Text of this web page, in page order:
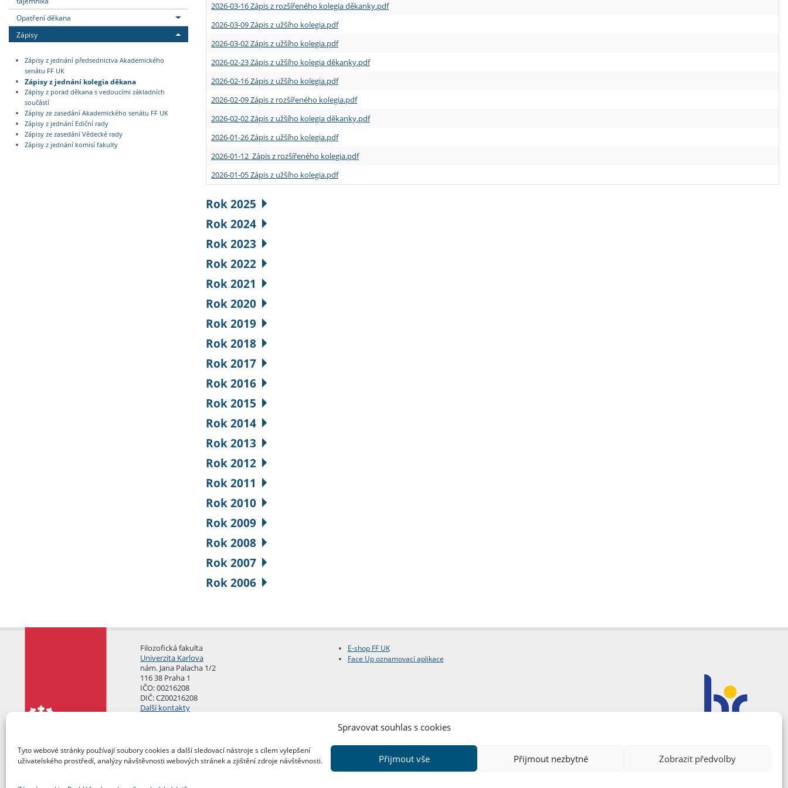
Spravovat souhlas s cookies
Tyto webové stránky používají soubory cookies a další sledovací nástroje s cílem vylepšení
uživatelského prostředí, analýzy návštěvnosti webových stránek a zjištění zdroje návštěvnosti.
Přijmout vše Přijmout nezbytné Zobrazit předvolby
Opatření děkana
Zápisy
Zápisy z jednání předsednictva Akademického
senátu FF UK
Zápisy z jednání kolegia děkana
Zápisy z porad děkana s vedoucími základních
součástí
Zápisy ze zasedání Akademického senátu FF UK
Zápisy z jednání Ediční rady
Zápisy ze zasedání Vědecké rady
Zápisy z jednání komisí fakulty
2026-03-16 Zápis z rozšířeného kolegia děkanky.pdf
2026-03-09 Zápis z užšího kolegia.pdf
2026-03-02 Zápis z užšího kolegia.pdf
2026-02-23 Zápis z užšího kolegia děkanky.pdf
2026-02-16 Zápis z užšího kolegia.pdf
2026-02-09 Zápis z rozšířeného kolegia.pdf
2026-02-02 Zápis z užšího kolegia děkanky.pdf
2026-01-26 Zápis z užšího kolegia.pdf
2026-01-12 Zápis z rozšířeného kolegia.pdf
2026-01-05 Zápis z užšího kolegia.pdf
Rok 2025
Rok 2024
Rok 2023
Rok 2022
Rok 2021
Rok 2020
Rok 2019
Rok 2018
Rok 2017
Rok 2016
Rok 2015
Rok 2014
Rok 2013
Rok 2012
Rok 2011
Rok 2010
Rok 2009
Rok 2008
Rok 2007
Rok 2006
Filozofická fakulta
Univerzita Karlova
nám. Jana Palacha 1/2
116 38 Praha 1
IČO: 00216208
DIČ: CZ00216208
Další kontakty
E-shop FF UK
Face Up oznamovací aplikace